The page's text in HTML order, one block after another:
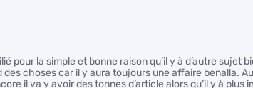
pour la simple et bonne raison qu’il y à d’autre sujet
des choses car il y aura toujours une affaire benalla.
il va y avoir des tonnes d’article alors qu’il y à plus